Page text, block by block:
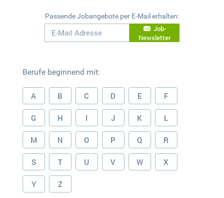
Passende Jobangebote per E-Mail erhalten:
Job-
Newsletter
Berufe beginnend mit:
A B C D E F
G H I J K L
M N O P Q R
S T U V W X
Y Z